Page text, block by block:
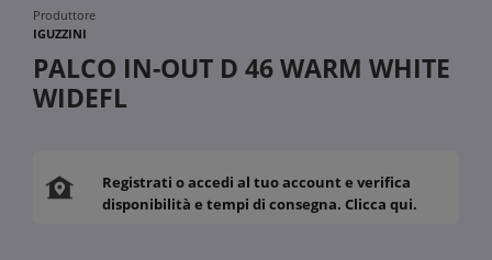
Produttore
IGUZZINI
PALCO IN-OUT D 46 WARM WHITE
WIDEFL
Registrati o accedi al tuo account e verifica
disponibilità e tempi di consegna. Clicca qui.